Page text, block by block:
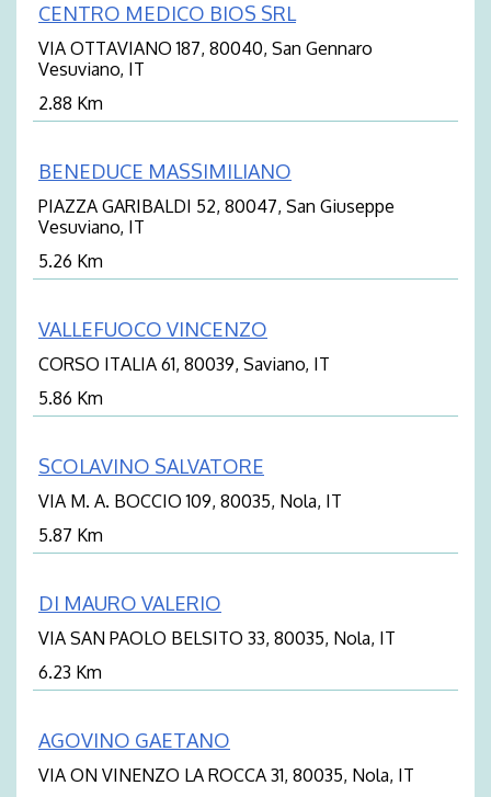
CENTRO MEDICO BIOS SRL
VIA OTTAVIANO 187, 80040, San Gennaro
Vesuviano, IT
2.88 Km
BENEDUCE MASSIMILIANO
PIAZZA GARIBALDI 52, 80047, San Giuseppe
Vesuviano, IT
5.26 Km
VALLEFUOCO VINCENZO
CORSO ITALIA 61, 80039, Saviano, IT
5.86 Km
SCOLAVINO SALVATORE
VIA M. A. BOCCIO 109, 80035, Nola, IT
5.87 Km
DI MAURO VALERIO
VIA SAN PAOLO BELSITO 33, 80035, Nola, IT
6.23 Km
AGOVINO GAETANO
VIA ON VINENZO LA ROCCA 31, 80035, Nola, IT